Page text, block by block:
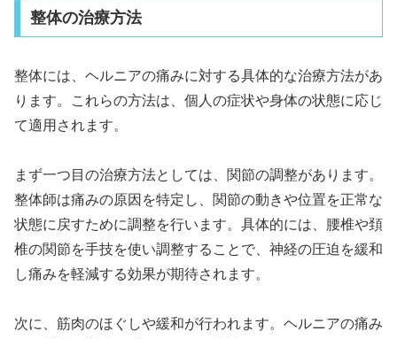
整体の治療方法
整体には、ヘルニアの痛みに対する具体的な治療方法があ
ります。これらの方法は、個人の症状や身体の状態に応じ
て適用されます。
まず一つ目の治療方法としては、関節の調整があります。
整体師は痛みの原因を特定し、関節の動きや位置を正常な
状態に戻すために調整を行います。具体的には、腰椎や頚
椎の関節を手技を使い調整することで、神経の圧迫を緩和
し痛みを軽減する効果が期待されます。
次に、筋肉のほぐしや緩和が行われます。ヘルニアの痛み